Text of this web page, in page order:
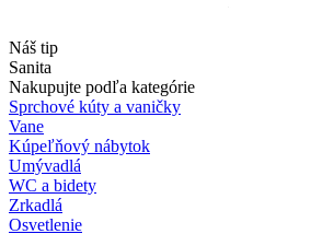
Náš tip
Sanita
Nakupujte podľa kategórie
Sprchové kúty a vaničky
Vane
Kúpeľňový nábytok
Umývadlá
WC a bidety
Zrkadlá
Osvetlenie